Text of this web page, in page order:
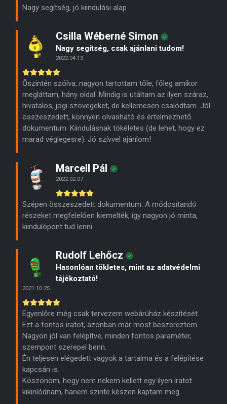
Nagy segítség, jó kiindulási alap
Csilla Wéberné Simon
Nagy segítség, csak ajánlani tudom!
2022.04.13.
Őszintén szólva, nagyon tartottam tőle, főleg amikor
megláttam, hány oldal. Mindig is utáltam az ilyen száraz,
hivatalos, jogi szövegeket, de kellemesen csalódtam. Jól
összeszedett, könnyen olvasható és értelmezhető
dokumentum. Kiindulásnak tökéletes (de lehet, hogy ez
marad véglegesre). Jó szívvel ajánlom!
Marcell Pál
2022.02.07.
Szépen összeszedett dokumentum. A módosítandó
részeket megfelelően kiemelték, így nagyon jó minta,
kiindulópont tud lenni.
Rudolf Lehőcz
Hasonlóan tökletes, mint az adatvédelmi
tájékoztató!
2021.10.25.
Egyenlőre még csak tervezem webárúház készítését.
Ezt a fontos iratot, azonban már most beszereztem.
Nagyon jól van felépítve, minden fontos paraméter,
szempont szerepel benn.
Én teljesen elégedett vagyok a tartalma és a felépítése
kapcsán is.
Köszönöm, hogy nem nekem kellett egy ilyen iratot
kikinlódnam, hanem szinte készen kaptam meg.